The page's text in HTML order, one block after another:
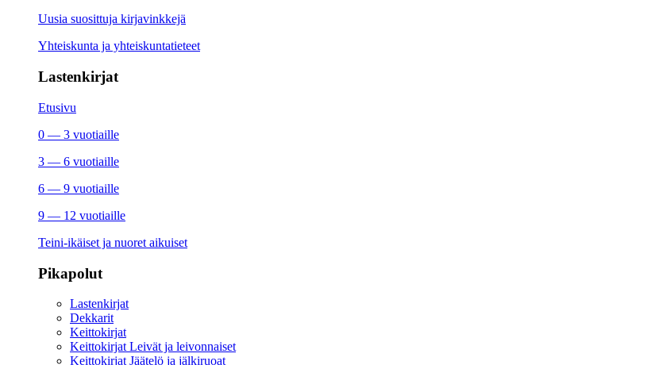
Uusia suosittuja kirjavinkkejä
Yhteiskunta ja yhteiskuntatieteet
Lastenkirjat
Etusivu
0 — 3 vuotiaille
3 — 6 vuotiaille
6 — 9 vuotiaille
9 — 12 vuotiaille
Teini-ikäiset ja nuoret aikuiset
Pikapolut
Lastenkirjat
Dekkarit
Keittokirjat
Keittokirjat Leivät ja leivonnaiset
Keittokirjat Jäätelö ja jälkiruoat